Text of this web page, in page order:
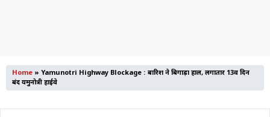
Home » Yamunotri Highway Blockage : बारिश ने बिगाड़ा हाल, लगातार 13वें दिन
बंद यमुनोत्री हाईवे